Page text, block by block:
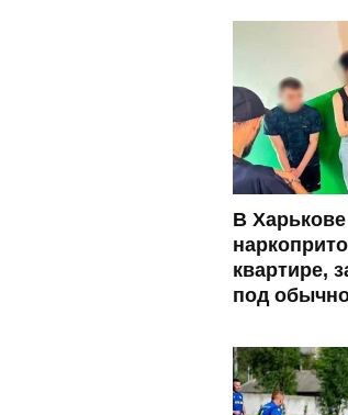
В
квартире,
под